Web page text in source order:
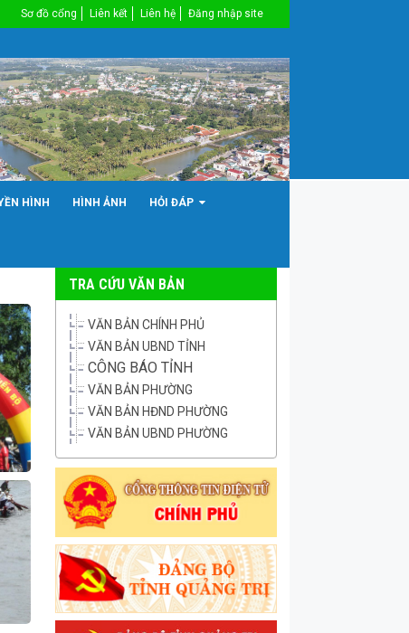
Sơ đồ cổng Liên kết Liên hệ Đăng nhập site
HÌNH HÌNH ẢNH HỎI ĐÁP
TRA CỨU VĂN BẢN
VĂN BẢN CHÍNH PHỦ
VĂN BẢN UBND TỈNH
CÔNG BÁO TỈNH
VĂN BẢN PHƯỜNG
VĂN BẢN HĐND PHƯỜNG
VĂN BẢN UBND PHƯỜNG